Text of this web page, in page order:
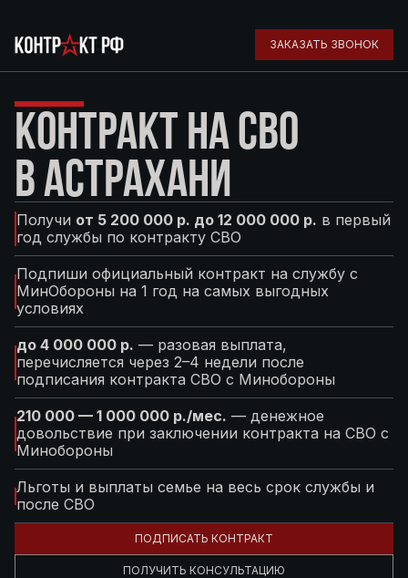
ЗАКАЗАТЬ ЗВОНОК
КОНТРАКТ НА СВО
В АСТРАХАНИ
Получи от 5 200 000 р. до 12 000 000 р. в первый
год службы по контракту СВО
Подпиши официальный контракт на службу с
МинОбороны на 1 год на самых выгодных
условиях
до 4 000 000 р. — разовая выплата,
перечисляется через 2–4 недели после
подписания контракта СВО с Минобороны
210 000 — 1 000 000 р./мес. — денежное
довольствие при заключении контракта на СВО с
Минобороны
Льготы и выплаты семье на весь срок службы и
после СВО
ПОДПИСАТЬ КОНТРАКТ
ПОЛУЧИТЬ КОНСУЛЬТАЦИЮ